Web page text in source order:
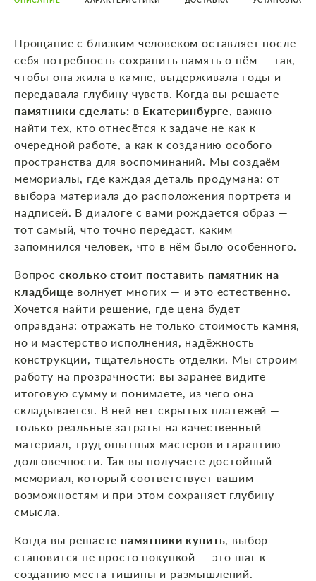
Прощание с близким человеком оставляет после
себя потребность сохранить память о нём — так,
чтобы она жила в камне, выдерживала годы и
передавала глубину чувств. Когда вы решаете
памятники сделать: в Екатеринбурге, важно
найти тех, кто отнесётся к задаче не как к
очередной работе, а как к созданию особого
пространства для воспоминаний. Мы создаём
мемориалы, где каждая деталь продумана: от
выбора материала до расположения портрета и
надписей. В диалоге с вами рождается образ —
тот самый, что точно передаст, каким
запомнился человек, что в нём было особенного.
Вопрос сколько стоит поставить памятник на
кладбище волнует многих — и это естественно.
Хочется найти решение, где цена будет
оправдана: отражать не только стоимость камня,
но и мастерство исполнения, надёжность
конструкции, тщательность отделки. Мы строим
работу на прозрачности: вы заранее видите
итоговую сумму и понимаете, из чего она
складывается. В ней нет скрытых платежей —
только реальные затраты на качественный
материал, труд опытных мастеров и гарантию
долговечности. Так вы получаете достойный
мемориал, который соответствует вашим
возможностям и при этом сохраняет глубину
смысла.
Когда вы решаете памятники купить, выбор
становится не просто покупкой — это шаг к
созданию места тишины и размышлений.